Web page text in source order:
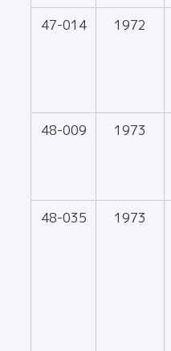
47-014 1972
48-009 1973
48-035 1973